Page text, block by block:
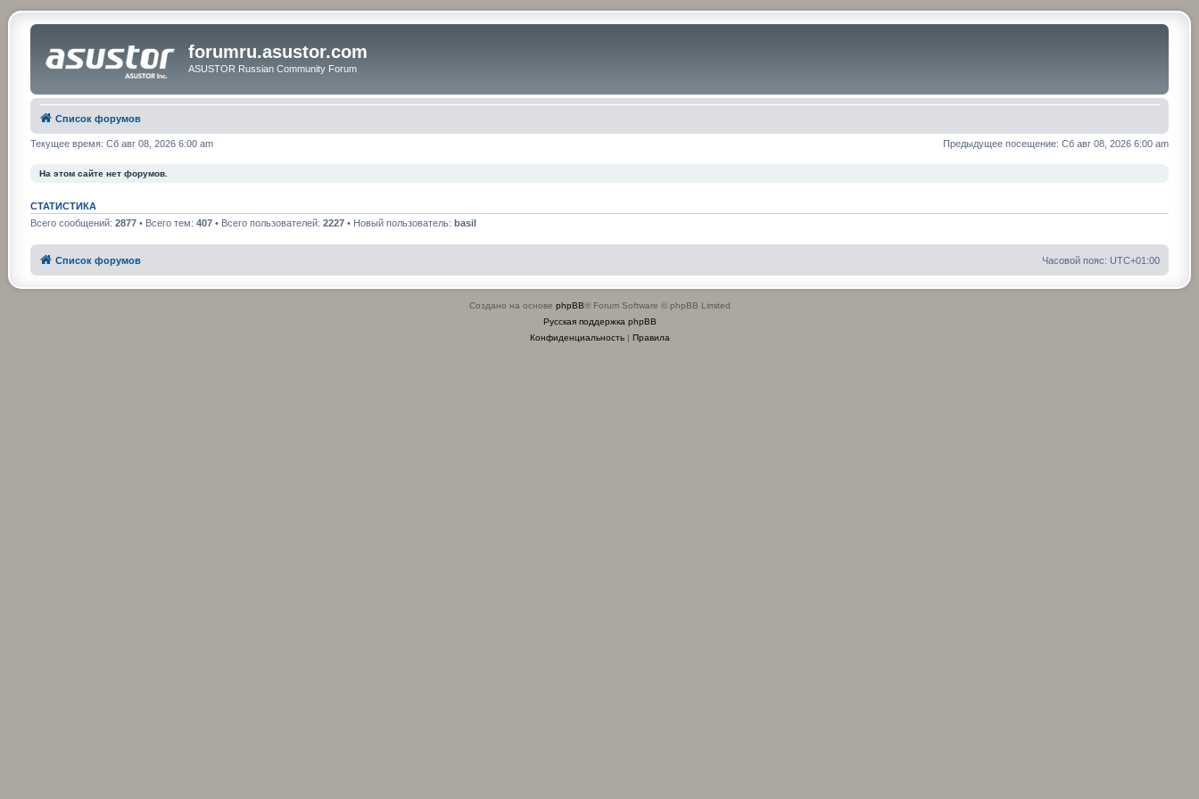
forumru.asustor.com
ASUSTOR Russian Community Forum
Список форумов
Предыдущее посещение: Сб авг 08, 2026 6:00 am
Текущее время: Сб авг 08, 2026 6:00 am
На этом сайте нет форумов.
СТАТИСТИКА
Всего сообщений: 2877• Всего тем: 407• Всего пользователей: 2227• Новый пользователь: basil
Список форумов Часовой пояс: UTC+01:00
Создано на основе phpBB® Forum Software © phpBB Limited
Русская поддержка phpBB
Конфиденциальность| Правила